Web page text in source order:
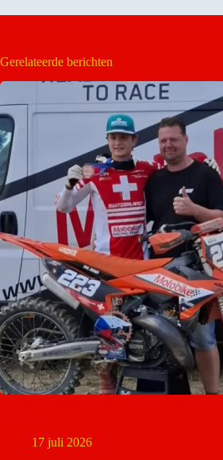
Gerelateerde berichten
17 juli 2026